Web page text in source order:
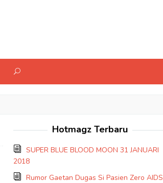
Hotmagz Terbaru
SUPER BLUE BLOOD MOON 31 JANUARI
2018
Rumor Gaetan Dugas Si Pasien Zero AIDS